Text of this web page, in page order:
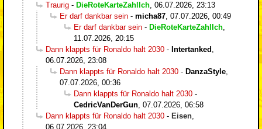
Traurig - DieRoteKarteZahlIch, 06.07.2026, 23:13
Er darf dankbar sein - micha87, 07.07.2026, 00:49
Er darf dankbar sein - DieRoteKarteZahlIch,
11.07.2026, 20:15
Dann klappts für Ronaldo halt 2030 - Intertanked ,
06.07.2026, 23:08
Dann klappts für Ronaldo halt 2030 - DanzaStyle,
07.07.2026, 00:36
Dann klappts für Ronaldo halt 2030 -
CedricVanDerGun, 07.07.2026, 06:58
Dann klappts für Ronaldo halt 2030 - Eisen,
06.07.2026, 23:04